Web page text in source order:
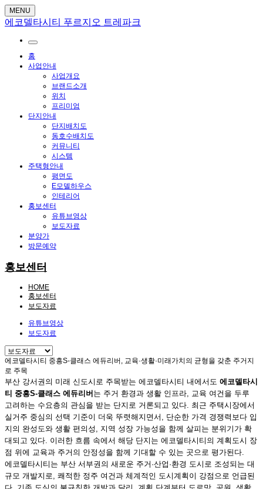
MENU
에코델타시티 푸르지오 트레파크
홈
사업안내
사업개요
브랜드소개
위치
프리미엄
단지안내
단지배치도
동호수배치도
커뮤니티
시스템
주택형안내
평면도
E모델하우스
인테리어
홍보센터
유튜브영상
보도자료
분양가
방문예약
홍보센터
HOME
홍보센터
보도자료
유튜브영상
보도자료
에코델타시티 중흥S-클래스 에듀리버, 교육·생활·미래가치의 균형을 갖춘 주거지
로 주목
부산 강서권의 미래 신도시로 주목받는 에코델타시티 내에서도 에코델타시
티 중흥S-클래스 에듀리버 는 주거 환경과 생활 인프라, 교육 여건을 두루
고려하는 수요층의 관심을 받는 단지로 거론되고 있다. 최근 주택시장에서
실거주 중심의 선택 기준이 더욱 뚜렷해지면서, 단순한 가격 경쟁력보다 입
지의 완성도와 생활 편의성, 지역 성장 가능성을 함께 살피는 분위기가 확
대되고 있다. 이러한 흐름 속에서 해당 단지는 에코델타시티의 계획도시 장
점 위에 교육과 주거의 안정성을 함께 기대할 수 있는 곳으로 평가된다.
에코델타시티는 부산 서부권의 새로운 주거·산업·환경 도시로 조성되는 대
규모 개발지로, 쾌적한 정주 여건과 체계적인 도시계획이 강점으로 언급된